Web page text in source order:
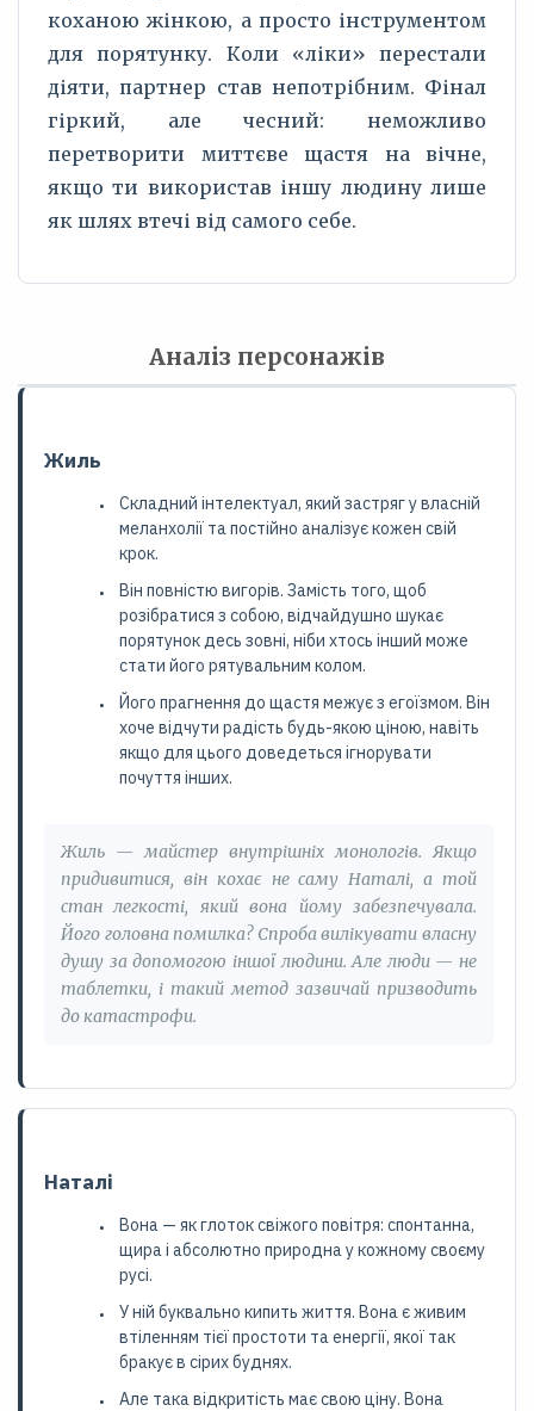
коханою жінкою, а просто інструментом
для порятунку. Коли «ліки» перестали
діяти, партнер став непотрібним. Фінал
гіркий, але чесний: неможливо
перетворити миттєве щастя на вічне,
якщо ти використав іншу людину лише
як шлях втечі від самого себе.
Аналіз персонажів
Жиль
Складний інтелектуал, який застряг у власній
меланхолії та постійно аналізує кожен свій
крок.
Він повністю вигорів. Замість того, щоб
розібратися з собою, відчайдушно шукає
порятунок десь зовні, ніби хтось інший може
стати його рятувальним колом.
Його прагнення до щастя межує з егоїзмом. Він
хоче відчути радість будь-якою ціною, навіть
якщо для цього доведеться ігнорувати
почуття інших.
Жиль — майстер внутрішніх монологів. Якщо
придивитися, він кохає не саму Наталі, а той
стан легкості, який вона йому забезпечувала.
Його головна помилка? Спроба вилікувати власну
душу за допомогою іншої людини. Але люди — не
таблетки, і такий метод зазвичай призводить
до катастрофи.
Наталі
Вона — як глоток свіжого повітря: спонтанна,
щира і абсолютно природна у кожному своєму
русі.
У ній буквально кипить життя. Вона є живим
втіленням тієї простоти та енергії, якої так
бракує в сірих буднях.
Але така відкритість має свою ціну. Вона